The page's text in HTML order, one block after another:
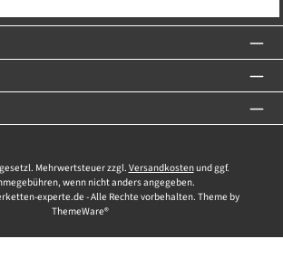
Mehrwertsteuer zzgl. Versandkostenund ggf.
wenn nicht anders angegeben.
experte.de - Alle Rechte vorbehalten. Theme by
ThemeWare®